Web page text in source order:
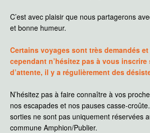
C’est avec plaisir que nous partagerons
et bonne humeur.
Certains voyages sont très demandés
cependant n’hésitez pas à vous
d’attente, il y a régulièrement des
N’hésitez pas à faire connaître à vos
nos escapades et nos pauses casse-
sorties ne sont pas uniquement réservées
commune Amphion/Publier.